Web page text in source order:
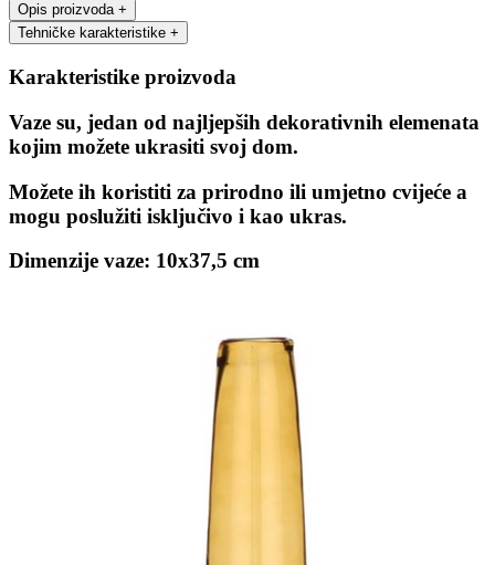
Opis proizvoda +
Tehničke karakteristike +
Karakteristike proizvoda
Vaze su, jedan od najljepših dekorativnih elemenata
kojim možete ukrasiti svoj dom.
Možete ih koristiti za prirodno ili umjetno cvijeće a
mogu poslužiti isključivo i kao ukras.
Dimenzije vaze: 10x37,5 cm